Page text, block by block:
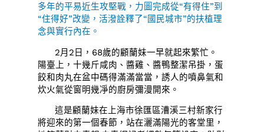
多年的平易近生攻堅戰，力圖完成從“有得住”到
“住得好”改變，活潑詮釋了“國民城市”的扶植理
念與實行內在。
2月2日，68歲的顧蘭妹一早就起來繁忙。
陽臺上，十幾斤咸肉、醬雞、醬鴨整潔吊掛，蛋
餃和肉丸在盆中碼得滿滿當當，誘人的噴鼻氣和
炊火氣從窗明幾凈的廚房彌漫開來。
這是顧蘭妹在上海市徐匯區漕溪三村新家行
將迎來的第一個春節，站在灑滿陽光的客堂里，